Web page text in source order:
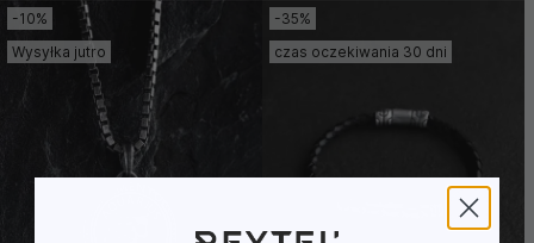
-10%
Wysyłka jutro
-35%
czas oczekiwania 30 dni